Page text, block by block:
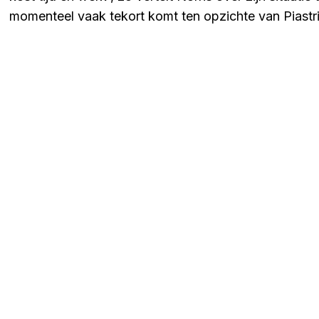
momenteel vaak tekort komt ten opzichte van